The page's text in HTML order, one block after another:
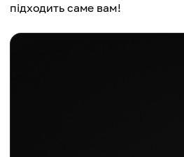
підходить саме вам!